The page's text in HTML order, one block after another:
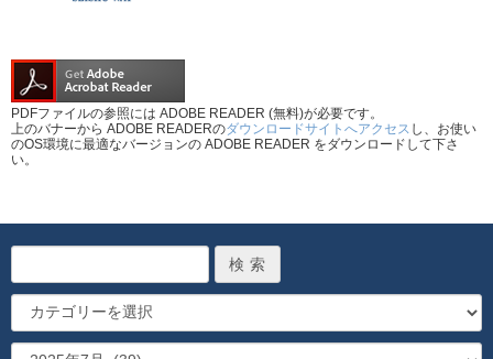
PDFファイルの参照には ADOBE READER (無料)が必要です。
上のバナーから ADOBE READERのダウンロードサイトへアクセス し、お使い
のOS環境に最適なバージョンの ADOBE READER をダウンロードして下さ
い。